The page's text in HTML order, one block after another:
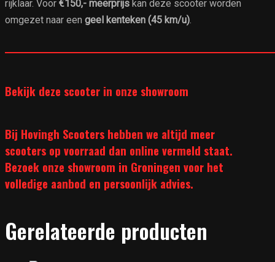
rijklaar. Voor €150,- meerprijs kan deze scooter worden
omgezet naar een geel kenteken (45 km/u).
Bekijk deze scooter in onze showroom
Bij Hovingh Scooters hebben we altijd meer
scooters op voorraad dan online vermeld staat.
Bezoek onze showroom in Groningen voor het
volledige aanbod en persoonlijk advies.
Gerelateerde producten